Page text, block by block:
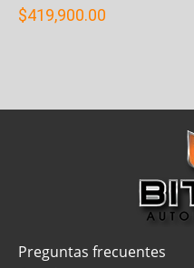
$419,900.00
Preguntas frecuentes